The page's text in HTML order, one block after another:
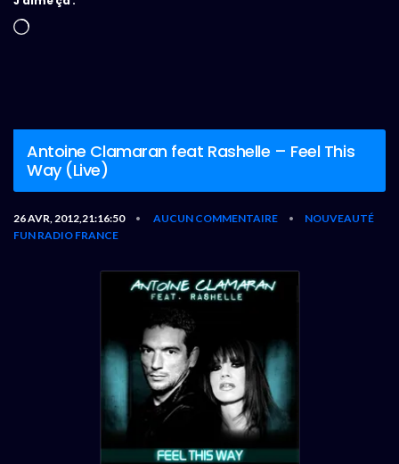
Chargement…
Antoine Clamaran feat Rashelle – Feel This
Way (Live)
26 AVR, 2012,21:16:50 • AUCUN COMMENTAIRE •
NOUVEAUTÉ
FUN RADIO FRANCE